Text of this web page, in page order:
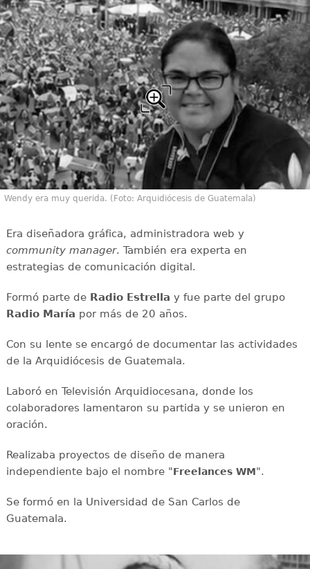
Wendy era muy querida. (Foto: Arquidiócesis de Guatemala)
Era diseñadora gráfica, administradora web y
community manager. También era experta en
estrategias de comunicación digital.
Formó parte de Radio Estrella y fue parte del grupo
Radio María por más de 20 años.
Con su lente se encargó de documentar las actividades
de la Arquidiócesis de Guatemala.
Laboró en Televisión Arquidiocesana, donde los
colaboradores lamentaron su partida y se unieron en
oración.
Realizaba proyectos de diseño de manera
independiente bajo el nombre "Freelances WM".
Se formó en la Universidad de San Carlos de
Guatemala.